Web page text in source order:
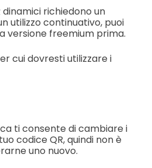
dinamici richiedono un
utilizzo continuativo, puoi
versione freemium prima.
cui dovresti utilizzare i
ti consente di cambiare i
codice QR, quindi non è
uno nuovo.